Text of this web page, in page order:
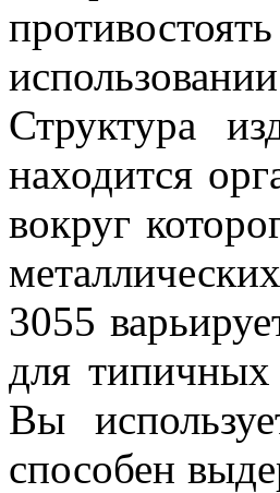
Структура
находится
вокруг
3055
для
Вы
способен